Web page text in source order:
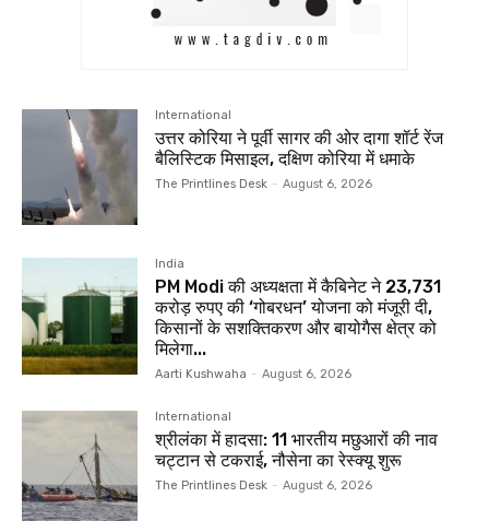
International
उत्तर कोरिया ने पूर्वी सागर की ओर दागा शॉर्ट रेंज
बैलिस्टिक मिसाइल, दक्षिण कोरिया में धमाके
The Printlines Desk - August 6, 2026
India
PM Modi की अध्यक्षता में कैबिनेट ने 23,731
करोड़ रुपए की ‘गोबरधन’ योजना को मंजूरी दी,
किसानों के सशक्तिकरण और बायोगैस क्षेत्र को
मिलेगा...
Aarti Kushwaha - August 6, 2026
International
श्रीलंका में हादसा: 11 भारतीय मछुआरों की नाव
चट्टान से टकराई, नौसेना का रेस्क्यू शुरू
The Printlines Desk - August 6, 2026